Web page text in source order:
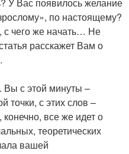
по настоящему?
чего же начать… Не
расскажет Вам о
Вы с этой минуты –
точки, с этих слов –
все же идет о
теоретических
вашей